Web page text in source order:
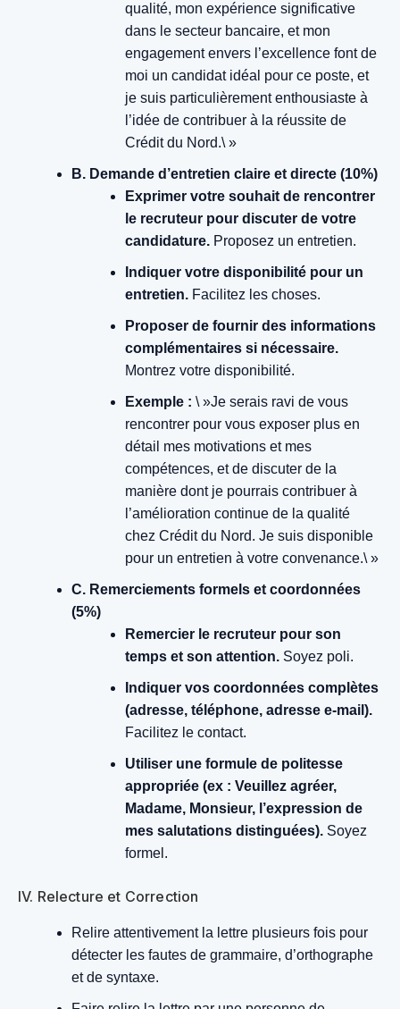
qualité, mon expérience significative
dans le secteur bancaire, et mon
engagement envers l’excellence font de
moi un candidat idéal pour ce poste, et
je suis particulièrement enthousiaste à
l’idée de contribuer à la réussite de
Crédit du Nord.\ »
B. Demande d’entretien claire et directe (10%)
Exprimer votre souhait de rencontrer
le recruteur pour discuter de votre
candidature. Proposez un entretien.
Indiquer votre disponibilité pour un
entretien. Facilitez les choses.
Proposer de fournir des informations
complémentaires si nécessaire.
Montrez votre disponibilité.
Exemple : \ »Je serais ravi de vous
rencontrer pour vous exposer plus en
détail mes motivations et mes
compétences, et de discuter de la
manière dont je pourrais contribuer à
l’amélioration continue de la qualité
chez Crédit du Nord. Je suis disponible
pour un entretien à votre convenance.\ »
C. Remerciements formels et coordonnées
(5%)
Remercier le recruteur pour son
temps et son attention. Soyez poli.
Indiquer vos coordonnées complètes
(adresse, téléphone, adresse e-mail).
Facilitez le contact.
Utiliser une formule de politesse
appropriée (ex : Veuillez agréer,
Madame, Monsieur, l’expression de
mes salutations distinguées). Soyez
formel.
IV. Relecture et Correction
Relire attentivement la lettre plusieurs fois pour
détecter les fautes de grammaire, d’orthographe
et de syntaxe.